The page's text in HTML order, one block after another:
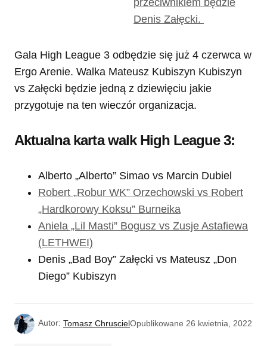
Gala High League 3 odbędzie się już 4 czerwca w
Ergo Arenie. Walka Mateusz Kubiszyn Kubiszyn
vs Załęcki będzie jedną z dziewięciu jakie
przygotuje na ten wieczór organizacja.
Aktualna karta walk High League 3:
Alberto „Alberto” Simao vs Marcin Dubiel
Robert „Robur WK” Orzechowski vs Robert
„Hardkorowy Koksu” Burneika
Aniela „Lil Masti” Bogusz vs Zusje Astafiewa
(LETHWEI)
Denis „Bad Boy” Załęcki vs Mateusz „Don
Diego” Kubiszyn
Autor: Tomasz ChruscielOpublikowane 26 kwietnia, 2022